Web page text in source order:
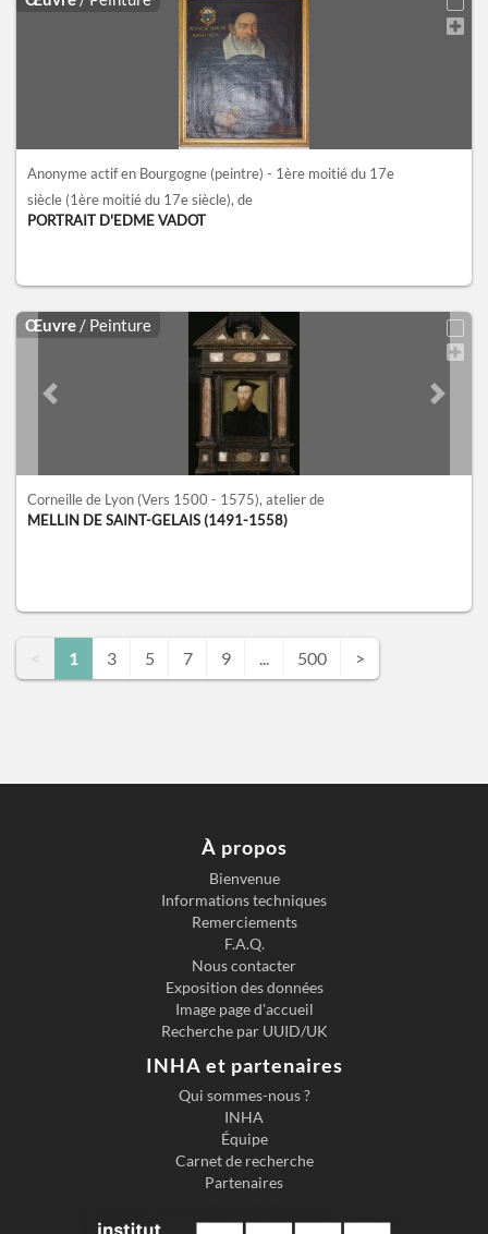
Anonyme actif en Bourgogne (peintre) - 1ère moitié du 17e
siècle (1ère moitié du 17e siècle), de
PORTRAIT D'EDME VADOT
Œuvre / Peinture
Previous slide Next
Corneille de Lyon (Vers 1500 - 1575), atelier de
MELLIN DE SAINT-GELAIS (1491-1558)
< 1 3 5 7 9 ... 500 >
À propos
Bienvenue
Informations techniques
Remerciements
F.A.Q.
Nous contacter
Exposition des données
Image page d'accueil
Recherche par UUID/UK
INHA et partenaires
Qui sommes-nous ?
INHA
Équipe
Carnet de recherche
Partenaires